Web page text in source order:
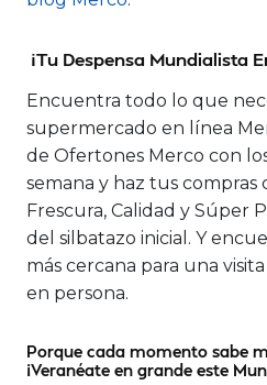
¡Tu Despensa Mundialista
Encuentra todo lo que
supermercado en línea
de Ofertones Merco con
semana y haz tus compras
Frescura, Calidad y Súper
del silbatazo inicial. Y
más cercana para una
en persona.
Porque cada momento sabe
¡Veranéate en grande este